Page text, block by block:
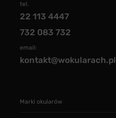
tel.
22 113 4447
732 083 732
email:
kontakt@wokularach.pl
Marki okularów